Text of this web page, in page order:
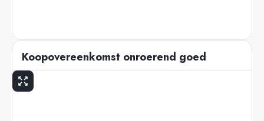
Koopovereenkomst onroerend goed